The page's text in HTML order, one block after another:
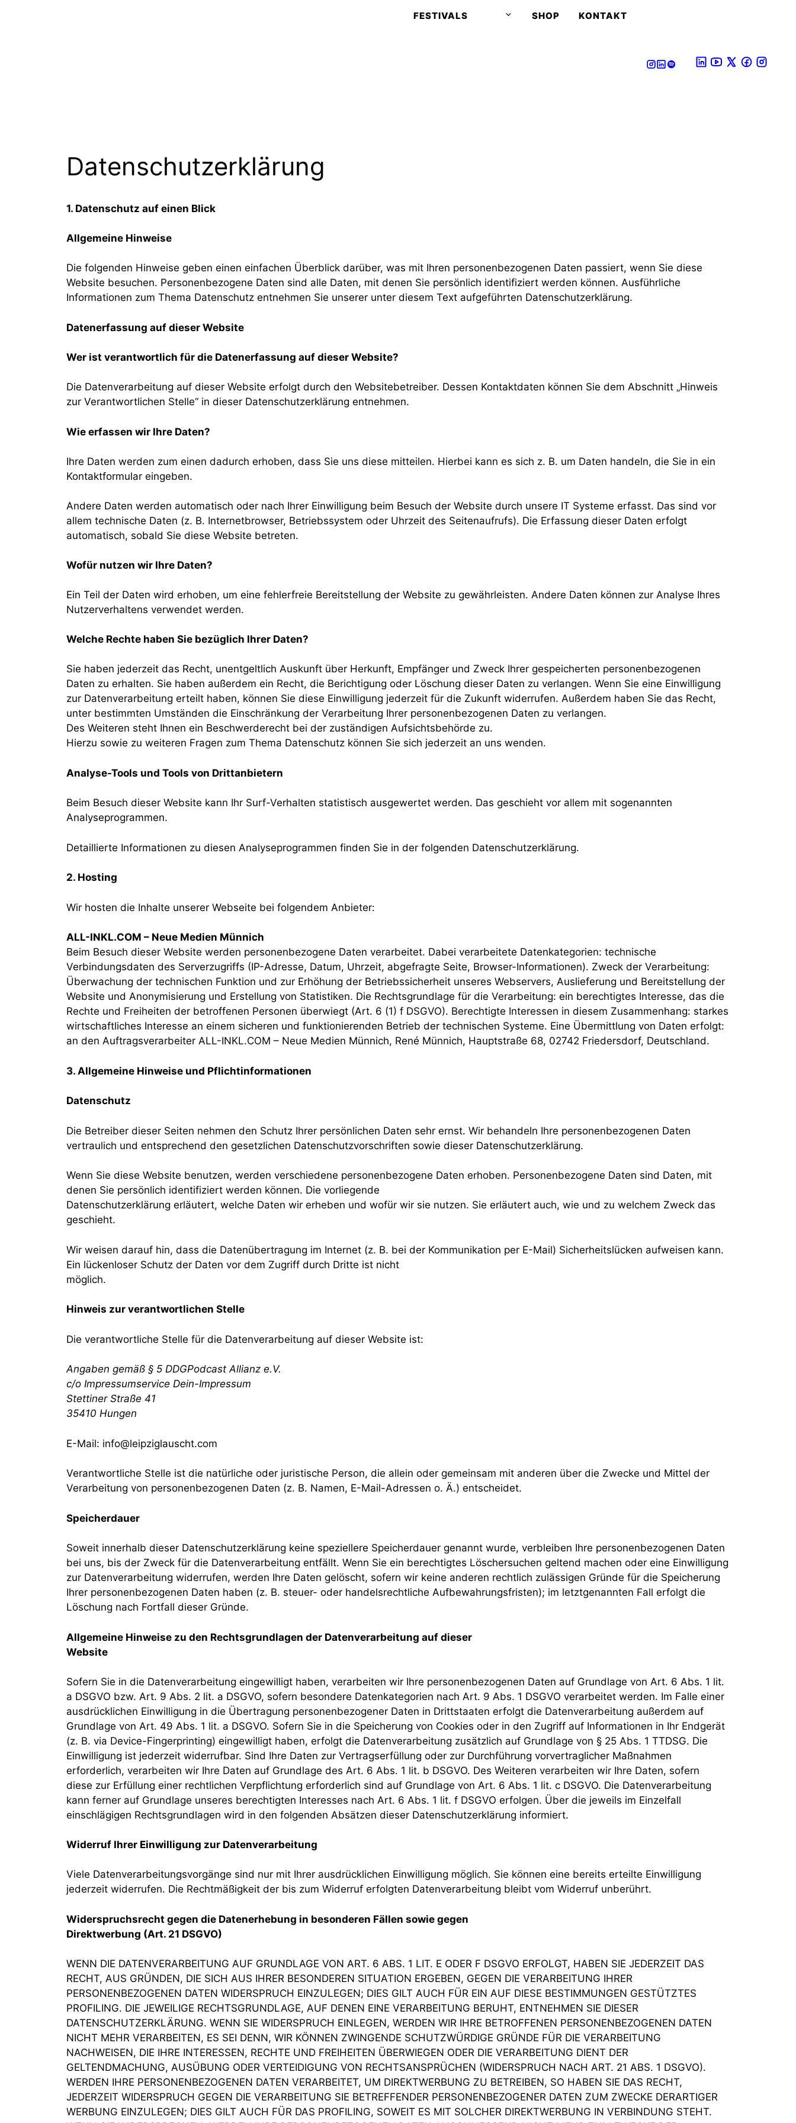
FESTIVALS
SHOP KONTAKT
Datenschutzerklärung
1. Datenschutz auf einen Blick
Allgemeine Hinweise
Die folgenden Hinweise geben einen einfachen Überblick darüber, was mit Ihren personenbezogenen Daten passiert, wenn Sie diese
Website besuchen. Personenbezogene Daten sind alle Daten, mit denen Sie persönlich identifiziert werden können. Ausführliche
Informationen zum Thema Datenschutz entnehmen Sie unserer unter diesem Text aufgeführten Datenschutzerklärung.
Datenerfassung auf dieser Website
Wer ist verantwortlich für die Datenerfassung auf dieser Website?
Die Datenverarbeitung auf dieser Website erfolgt durch den Websitebetreiber. Dessen Kontaktdaten können Sie dem Abschnitt „Hinweis
zur Verantwortlichen Stelle“ in dieser Datenschutzerklärung entnehmen.
Wie erfassen wir Ihre Daten?
Ihre Daten werden zum einen dadurch erhoben, dass Sie uns diese mitteilen. Hierbei kann es sich z. B. um Daten handeln, die Sie in ein
Kontaktformular eingeben.
Andere Daten werden automatisch oder nach Ihrer Einwilligung beim Besuch der Website durch unsere IT Systeme erfasst. Das sind vor
allem technische Daten (z. B. Internetbrowser, Betriebssystem oder Uhrzeit des Seitenaufrufs). Die Erfassung dieser Daten erfolgt
automatisch, sobald Sie diese Website betreten.
Wofür nutzen wir Ihre Daten?
Ein Teil der Daten wird erhoben, um eine fehlerfreie Bereitstellung der Website zu gewährleisten. Andere Daten können zur Analyse Ihres
Nutzerverhaltens verwendet werden.
Welche Rechte haben Sie bezüglich Ihrer Daten?
Sie haben jederzeit das Recht, unentgeltlich Auskunft über Herkunft, Empfänger und Zweck Ihrer gespeicherten personenbezogenen
Daten zu erhalten. Sie haben außerdem ein Recht, die Berichtigung oder Löschung dieser Daten zu verlangen. Wenn Sie eine Einwilligung
zur Datenverarbeitung erteilt haben, können Sie diese Einwilligung jederzeit für die Zukunft widerrufen. Außerdem haben Sie das Recht,
unter bestimmten Umständen die Einschränkung der Verarbeitung Ihrer personenbezogenen Daten zu verlangen.
Des Weiteren steht Ihnen ein Beschwerderecht bei der zuständigen Aufsichtsbehörde zu.
Hierzu sowie zu weiteren Fragen zum Thema Datenschutz können Sie sich jederzeit an uns wenden.
Analyse-Tools und Tools von Drittanbietern
Beim Besuch dieser Website kann Ihr Surf-Verhalten statistisch ausgewertet werden. Das geschieht vor allem mit sogenannten
Analyseprogrammen.
Detaillierte Informationen zu diesen Analyseprogrammen finden Sie in der folgenden Datenschutzerklärung.
2. Hosting
Wir hosten die Inhalte unserer Webseite bei folgendem Anbieter:
ALL-INKL.COM – Neue Medien Münnich
Beim Besuch dieser Website werden personenbezogene Daten verarbeitet. Dabei verarbeitete Datenkategorien: technische
Verbindungsdaten des Serverzugriffs (IP-Adresse, Datum, Uhrzeit, abgefragte Seite, Browser-Informationen). Zweck der Verarbeitung:
Überwachung der technischen Funktion und zur Erhöhung der Betriebssicherheit unseres Webservers, Auslieferung und Bereitstellung der
Website und Anonymisierung und Erstellung von Statistiken. Die Rechtsgrundlage für die Verarbeitung: ein berechtigtes Interesse, das die
Rechte und Freiheiten der betroffenen Personen überwiegt (Art. 6 (1) f DSGVO). Berechtigte Interessen in diesem Zusammenhang: starkes
wirtschaftliches Interesse an einem sicheren und funktionierenden Betrieb der technischen Systeme. Eine Übermittlung von Daten erfolgt:
an den Auftragsverarbeiter ALL-INKL.COM – Neue Medien Münnich, René Münnich, Hauptstraße 68, 02742 Friedersdorf, Deutschland.
3. Allgemeine Hinweise und Pflichtinformationen
Datenschutz
Die Betreiber dieser Seiten nehmen den Schutz Ihrer persönlichen Daten sehr ernst. Wir behandeln Ihre personenbezogenen Daten
vertraulich und entsprechend den gesetzlichen Datenschutzvorschriften sowie dieser Datenschutzerklärung.
Wenn Sie diese Website benutzen, werden verschiedene personenbezogene Daten erhoben. Personenbezogene Daten sind Daten, mit
denen Sie persönlich identifiziert werden können. Die vorliegende
Datenschutzerklärung erläutert, welche Daten wir erheben und wofür wir sie nutzen. Sie erläutert auch, wie und zu welchem Zweck das
geschieht.
Wir weisen darauf hin, dass die Datenübertragung im Internet (z. B. bei der Kommunikation per E-Mail) Sicherheitslücken aufweisen kann.
Ein lückenloser Schutz der Daten vor dem Zugriff durch Dritte ist nicht
möglich.
Hinweis zur verantwortlichen Stelle
Die verantwortliche Stelle für die Datenverarbeitung auf dieser Website ist:
Angaben gemäß § 5 DDGPodcast Allianz e.V.
c/o Impressumservice Dein-Impressum
Stettiner Straße 41
35410 Hungen
E-Mail: info@leipziglauscht.com
Verantwortliche Stelle ist die natürliche oder juristische Person, die allein oder gemeinsam mit anderen über die Zwecke und Mittel der
Verarbeitung von personenbezogenen Daten (z. B. Namen, E-Mail-Adressen o. Ä.) entscheidet.
Speicherdauer
Soweit innerhalb dieser Datenschutzerklärung keine speziellere Speicherdauer genannt wurde, verbleiben Ihre personenbezogenen Daten
bei uns, bis der Zweck für die Datenverarbeitung entfällt. Wenn Sie ein berechtigtes Löschersuchen geltend machen oder eine Einwilligung
zur Datenverarbeitung widerrufen, werden Ihre Daten gelöscht, sofern wir keine anderen rechtlich zulässigen Gründe für die Speicherung
Ihrer personenbezogenen Daten haben (z. B. steuer- oder handelsrechtliche Aufbewahrungsfristen); im letztgenannten Fall erfolgt die
Löschung nach Fortfall dieser Gründe.
Allgemeine Hinweise zu den Rechtsgrundlagen der Datenverarbeitung auf dieser
Website
Sofern Sie in die Datenverarbeitung eingewilligt haben, verarbeiten wir Ihre personenbezogenen Daten auf Grundlage von Art. 6 Abs. 1 lit.
a DSGVO bzw. Art. 9 Abs. 2 lit. a DSGVO, sofern besondere Datenkategorien nach Art. 9 Abs. 1 DSGVO verarbeitet werden. Im Falle einer
ausdrücklichen Einwilligung in die Übertragung personenbezogener Daten in Drittstaaten erfolgt die Datenverarbeitung außerdem auf
Grundlage von Art. 49 Abs. 1 lit. a DSGVO. Sofern Sie in die Speicherung von Cookies oder in den Zugriff auf Informationen in Ihr Endgerät
(z. B. via Device-Fingerprinting) eingewilligt haben, erfolgt die Datenverarbeitung zusätzlich auf Grundlage von § 25 Abs. 1 TTDSG. Die
Einwilligung ist jederzeit widerrufbar. Sind Ihre Daten zur Vertragserfüllung oder zur Durchführung vorvertraglicher Maßnahmen
erforderlich, verarbeiten wir Ihre Daten auf Grundlage des Art. 6 Abs. 1 lit. b DSGVO. Des Weiteren verarbeiten wir Ihre Daten, sofern
diese zur Erfüllung einer rechtlichen Verpflichtung erforderlich sind auf Grundlage von Art. 6 Abs. 1 lit. c DSGVO. Die Datenverarbeitung
kann ferner auf Grundlage unseres berechtigten Interesses nach Art. 6 Abs. 1 lit. f DSGVO erfolgen. Über die jeweils im Einzelfall
einschlägigen Rechtsgrundlagen wird in den folgenden Absätzen dieser Datenschutzerklärung informiert.
Widerruf Ihrer Einwilligung zur Datenverarbeitung
Viele Datenverarbeitungsvorgänge sind nur mit Ihrer ausdrücklichen Einwilligung möglich. Sie können eine bereits erteilte Einwilligung
jederzeit widerrufen. Die Rechtmäßigkeit der bis zum Widerruf erfolgten Datenverarbeitung bleibt vom Widerruf unberührt.
Widerspruchsrecht gegen die Datenerhebung in besonderen Fällen sowie gegen
Direktwerbung (Art. 21 DSGVO)
WENN DIE DATENVERARBEITUNG AUF GRUNDLAGE VON ART. 6 ABS. 1 LIT. E ODER F DSGVO ERFOLGT, HABEN SIE JEDERZEIT DAS
RECHT, AUS GRÜNDEN, DIE SICH AUS IHRER BESONDEREN SITUATION ERGEBEN, GEGEN DIE VERARBEITUNG IHRER
PERSONENBEZOGENEN DATEN WIDERSPRUCH EINZULEGEN; DIES GILT AUCH FÜR EIN AUF DIESE BESTIMMUNGEN GESTÜTZTES
PROFILING. DIE JEWEILIGE RECHTSGRUNDLAGE, AUF DENEN EINE VERARBEITUNG BERUHT, ENTNEHMEN SIE DIESER
DATENSCHUTZERKLÄRUNG. WENN SIE WIDERSPRUCH EINLEGEN, WERDEN WIR IHRE BETROFFENEN PERSONENBEZOGENEN DATEN
NICHT MEHR VERARBEITEN, ES SEI DENN, WIR KÖNNEN ZWINGENDE SCHUTZWÜRDIGE GRÜNDE FÜR DIE VERARBEITUNG
NACHWEISEN, DIE IHRE INTERESSEN, RECHTE UND FREIHEITEN ÜBERWIEGEN ODER DIE VERARBEITUNG DIENT DER
GELTENDMACHUNG, AUSÜBUNG ODER VERTEIDIGUNG VON RECHTSANSPRÜCHEN (WIDERSPRUCH NACH ART. 21 ABS. 1 DSGVO).
WERDEN IHRE PERSONENBEZOGENEN DATEN VERARBEITET, UM DIREKTWERBUNG ZU BETREIBEN, SO HABEN SIE DAS RECHT,
JEDERZEIT WIDERSPRUCH GEGEN DIE VERARBEITUNG SIE BETREFFENDER PERSONENBEZOGENER DATEN ZUM ZWECKE DERARTIGER
WERBUNG EINZULEGEN; DIES GILT AUCH FÜR DAS PROFILING, SOWEIT ES MIT SOLCHER DIREKTWERBUNG IN VERBINDUNG STEHT.